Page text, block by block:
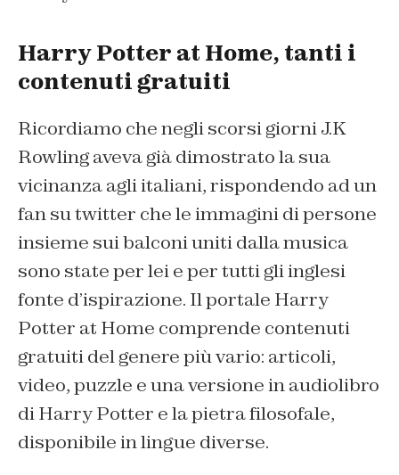
Harry Potter at Home, tanti i
contenuti gratuiti
Ricordiamo che negli scorsi giorni J.K
Rowling aveva già dimostrato la sua
vicinanza agli italiani, rispondendo ad un
fan su twitter che le immagini di persone
insieme sui balconi uniti dalla musica
sono state per lei e per tutti gli inglesi
fonte d’ispirazione. Il portale Harry
Potter at Home comprende contenuti
gratuiti del genere più vario: articoli,
video, puzzle e una versione in audiolibro
diHarry Potter e la pietra filosofale,
disponibile in lingue diverse.